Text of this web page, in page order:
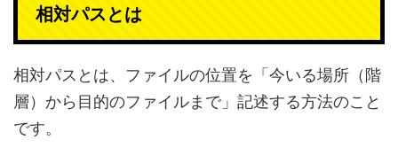
相対パスとは
相対パスとは、ファイルの位置を「今いる場所（階
層）から目的のファイルまで」記述する方法のこと
です。